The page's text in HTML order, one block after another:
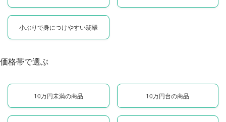
小ぶりで身につけやすい翡翠
価格帯で選ぶ
10万円未満の商品 10万円台の商品